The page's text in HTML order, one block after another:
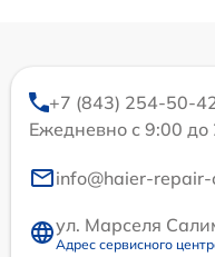
+7 (843) 254-50-
Ежедневно с 9:00 до
info@haier-repair-
ул. Марселя
Адрес сервисного